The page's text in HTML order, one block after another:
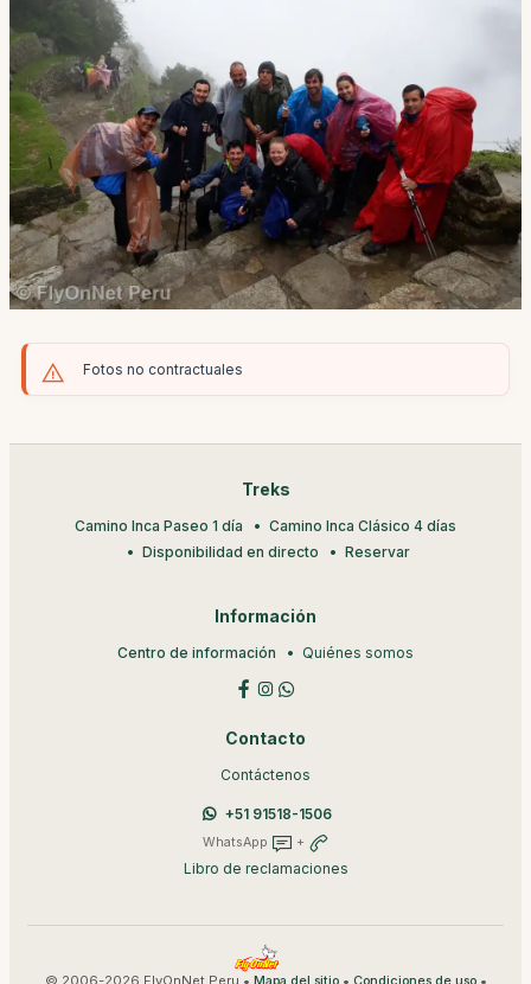
Fotos no contractuales
Treks
Camino Inca Paseo 1 día
Camino Inca Clásico 4 días
Disponibilidad en directo
Reservar
Información
Centro de información Quiénes somos
Contacto
Contáctenos
+51 91518-1506
WhatsApp +
Libro de reclamaciones
© 2006-2026 FlyOnNet Peru • • •